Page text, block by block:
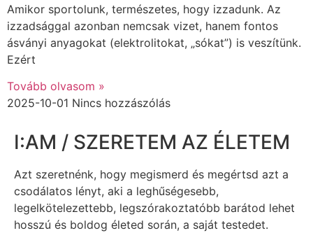
Amikor sportolunk, természetes, hogy izzadunk. Az
izzadsággal azonban nemcsak vizet, hanem fontos
ásványi anyagokat (elektrolitokat, „sókat”) is veszítünk.
Ezért
Tovább olvasom »
2025-10-01 Nincs hozzászólás
I:AM / SZERETEM AZ ÉLETEM
Azt szeretnénk, hogy megismerd és megértsd azt a
csodálatos lényt, aki a leghűségesebb,
legelkötelezettebb, legszórakoztatóbb barátod lehet
hosszú és boldog életed során, a saját testedet.